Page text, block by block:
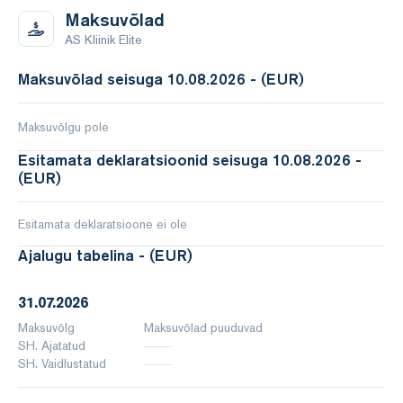
Maksuvõlad
AS Kliinik Elite
Maksuvõlad seisuga 10.08.2026 - (EUR)
Maksuvõlgu pole
Esitamata deklaratsioonid seisuga 10.08.2026 -
(EUR)
Esitamata deklaratsioone ei ole
Ajalugu tabelina - (EUR)
31.07.2026
Maksuvõlg
Maksuvõlad puuduvad
SH. Ajatatud
SH. Vaidlustatud